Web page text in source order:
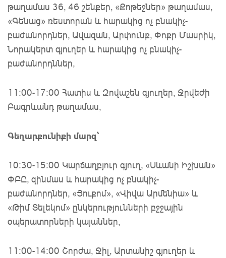
թաղամաս 36, 46 շենքեր, «Քոթեջներ» թաղամաս,
«Գենաց» ռեստորան և հարակից ոչ բնակիչ-
բաժանորդներ, Ավազան, Արփունք, Փոքր Մասրիկ,
Նորակերտ գյուղեր և հարակից ոչ բնակիչ-
բաժանորդններ,
11։00-17։00 Հատիս և Զովաշեն գյուղեր, Ջրվեժի
Բագրևանդ թաղամաս,
Գեղարքունիքի մարզ՝
10:30-15:00 Կարճաղբյուր գյուղ, «Սևանի Իշխան»
ՓԲԸ, զինմաս և հարակից ոչ բնակիչ-
բաժանորդներ, «Յուքոմ», «Վիվա Արմենիա» և
«Թիմ Տելեկոմ» ընկերությունների բջջային
օպերատորների կայաններ,
11:00-14:00 Շորժա, Ջիլ, Արտանիշ գյուղեր և